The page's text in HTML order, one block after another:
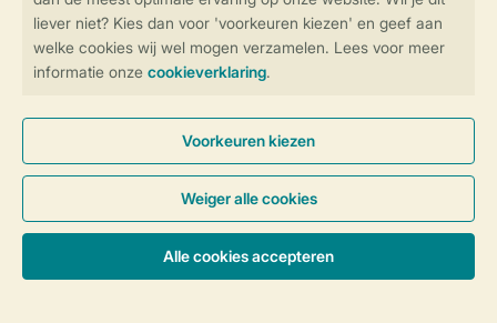
Controle over jouw gegevens &
Instellingen wijzigen
Algemene Voorwaarden Privacy Notice
Cookies en banners
Toegankelijkheid © 2026 Landal